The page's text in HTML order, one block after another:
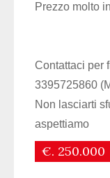
Prezzo molto
Contattaci per
3395725860
Non lasciarti
aspettiamo
€. 250.000